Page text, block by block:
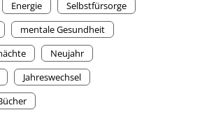
Energie
Selbstfürsorge
mentale Gesundheit
Neujahr
Jahreswechsel